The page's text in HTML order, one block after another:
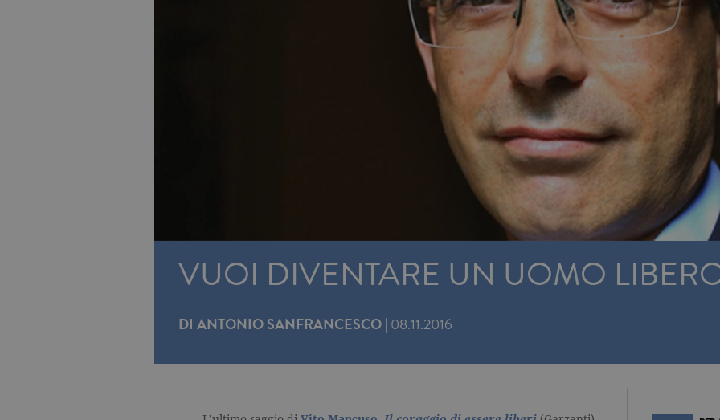
VUOI DIVENTARE UN UOMO
DI ANTONIO SANFRANCESCO| 08.11.2016